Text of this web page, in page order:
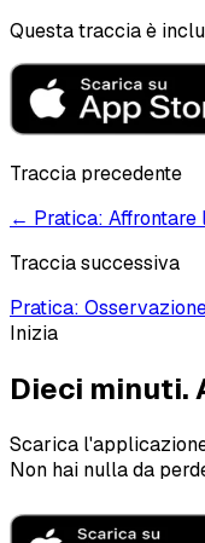
Questa traccia è
Traccia precedente
← Pratica: Affrontare
Traccia successiva
Pratica:
Inizia
Dieci minuti.
Scarica
Non hai nulla da